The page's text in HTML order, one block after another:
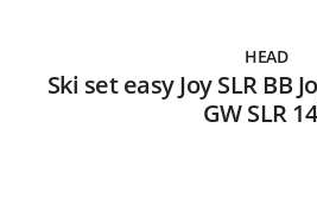
HEAD
Ski set easy Joy SLR BB
GW SLR